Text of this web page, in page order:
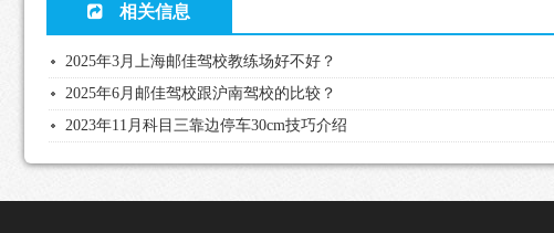
相关信息
2025年3月上海邮佳驾校教练场好不好？
2025年6月邮佳驾校跟沪南驾校的比较？
2023年11月科目三靠边停车30cm技巧介绍